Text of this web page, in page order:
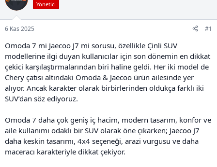
Yönetici
6 Kas 2025 #1
Omoda 7 mi Jaecoo J7 mi sorusu, özellikle Çinli SUV
modellerine ilgi duyan kullanıcılar için son dönemin en dikkat
çekici karşılaştırmalarından biri haline geldi. Her iki model de
Chery çatısı altındaki Omoda & Jaecoo ürün ailesinde yer
alıyor. Ancak karakter olarak birbirlerinden oldukça farklı iki
SUV’dan söz ediyoruz.
Omoda 7 daha çok geniş iç hacim, modern tasarım, konfor ve
aile kullanımı odaklı bir SUV olarak öne çıkarken; Jaecoo J7
daha keskin tasarımı, 4x4 seçeneği, arazi vurgusu ve daha
maceracı karakteriyle dikkat çekiyor.